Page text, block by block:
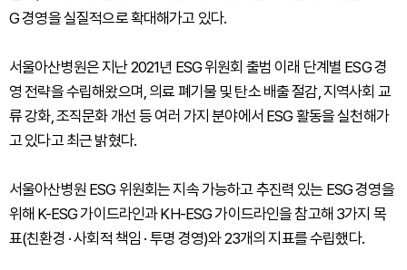
G 경영을 실질적으로 확대해가고 있다.
서울아산병원은 지난 2021년 ESG 위원회 출범 이래 단계별 ESG 경
영 전략을 수립해왔으며, 의료 폐기물 및 탄소 배출 절감, 지역사회 교
류 강화, 조직문화 개선 등 여러 가지 분야에서 ESG 활동을 실천해가
고 있다고 최근 밝혔다.
서울아산병원 ESG 위원회는 지속 가능하고 추진력 있는 ESG 경영을
위해 K-ESG 가이드라인과 KH-ESG 가이드라인을 참고해 3가지 목
표(친환경 · 사회적 책임 · 투명 경영)와 23개의 지표를 수립했다.